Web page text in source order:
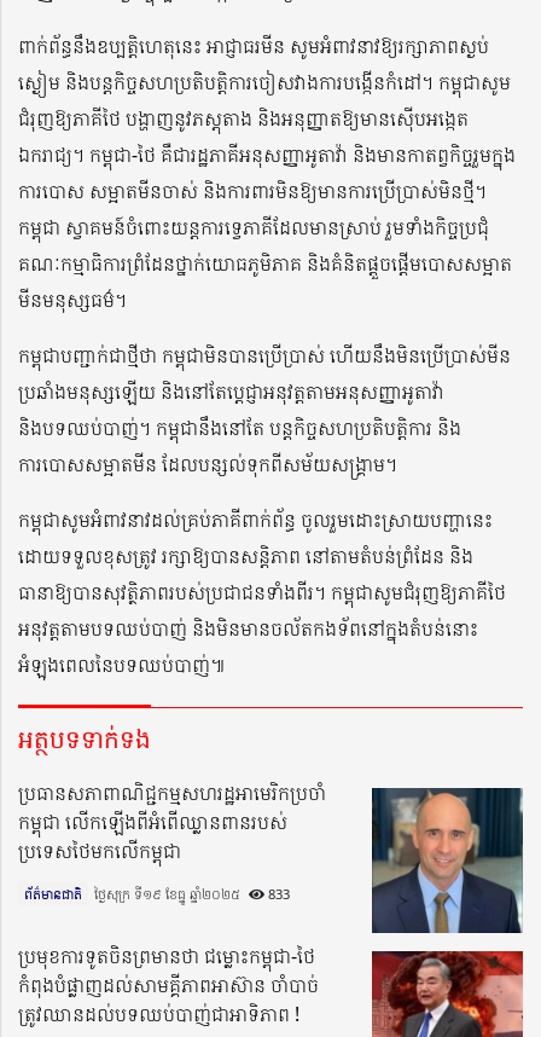
ពាក់ព័ន្ធនឹងឧប្បត្តិហេតុនេះ អាជ្ញាធរមីន សូមអំពាវនាវឱ្យរក្សាភាពស្ងប់
ស្ងៀម និងបន្តកិច្ចសហប្រតិបត្តិការចៀសវាងការបង្កើនកំដៅ។ កម្ពុជាសូម
ជំរុញឱ្យភាគីថៃ បង្ហាញនូវភស្តុតាង និងអនុញ្ញាតឱ្យមានស៊ើបអង្កេត
ឯករាជ្យ។ កម្ពុជា-ថៃ គឺជារដ្ឋភាគីអនុសញ្ញាអូតាវ៉ា និងមានកាតព្វកិច្ចរួមក្នុង
ការបោស សម្អាតមីនចាស់ និងការពារមិនឱ្យមានការប្រើប្រាស់មិនថ្មី។
កម្ពុជា ស្វាគមន៍ចំពោះយន្តការទ្វេភាគីដែលមានស្រាប់ រួមទាំងកិច្ចប្រជុំ
គណៈកម្មាធិការព្រំដែនថ្នាក់យោធភូមិភាគ និងគំនិតផ្តួចផ្តើមបោសសម្អាត
មីនមនុស្សធម៌។
កម្ពុជាបញ្ជាក់ជាថ្មីថា កម្ពុជាមិនបានប្រើប្រាស់ ហើយនឹងមិនប្រើប្រាស់មីន
ប្រឆាំងមនុស្សឡើយ និងនៅតែប្តេជ្ញាអនុវត្តតាមអនុសញ្ញាអូតាវ៉ា
និងបទឈប់បាញ់។ កម្ពុជានឹងនៅតែ បន្តកិច្ចសហប្រតិបត្តិការ និង
ការបោសសម្អាតមីន ដែលបន្សល់ទុកពីសម័យសង្គ្រាម។
កម្ពុជាសូមអំពាវនាវដល់គ្រប់ភាគីពាក់ព័ន្ធ ចូលរួមដោះស្រាយបញ្ហានេះ
ដោយទទួលខុសត្រូវ រក្សាឱ្យបានសន្តិភាព នៅតាមតំបន់ព្រំដែន និង
ធានាឱ្យបានសុវត្ថិភាពរបស់ប្រជាជនទាំងពីរ។ កម្ពុជាសូមជំរុញឱ្យភាគីថៃ
អនុវត្តតាមបទឈប់បាញ់ និងមិនមានចល័តកងទ័ពនៅក្នុងតំបន់នោះ
អំឡុងពេលនៃបទឈប់បាញ់៕
អត្ថបទទាក់ទង
ប្រធានសភាពាណិជ្ជកម្មសហរដ្ឋអាមេរិកប្រចាំ
កម្ពុជា លើកឡើងពីអំពើឈ្លានពានរបស់
ប្រទេសថៃមកលើកម្ពុជា
ព័ត៌មានជាតិ ថ្ងៃសុក្រ ទី១៩ ខែធ្នូ ឆ្នាំ២០២៥​ 833
ប្រមុខការទូតចិនព្រមានថា ជម្លោះកម្ពុជា-ថៃ
កំពុងបំផ្លាញដល់សាមគ្គីភាពអាស៊ាន ចាំបាច់
ត្រូវឈានដល់បទឈប់បាញ់ជាអាទិភាព !